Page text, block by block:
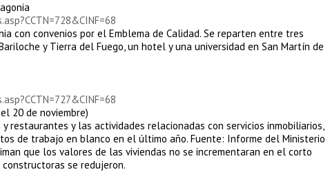
con convenios por el Emblema de Calidad. Se reparten entre tres
y Tierra del Fuego, un hotel y una universidad en San Martín de
20 de noviembre)
restaurantes y las actividades relacionadas con servicios inmobiliarios,
de trabajo en blanco en el último año. Fuente: Informe del Ministerio
que los valores de las viviendas no se incrementaran en el corto
se redujeron.